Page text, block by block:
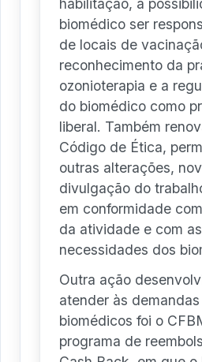
habilitação, a
biomédico ser
de locais de
reconhecimento da
ozonioterapia e a
do biomédico como
liberal. Também
Código de Ética,
outras alterações,
divulgação do
em conformidade
da atividade e com as
necessidades dos
Outra ação
atender às
biomédicos foi o
programa de